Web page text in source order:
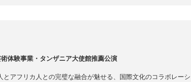
体験事業・タンザニア大使館推薦公演
アフリカ人との完璧な融合が魅せる、国際文化のコラボレー